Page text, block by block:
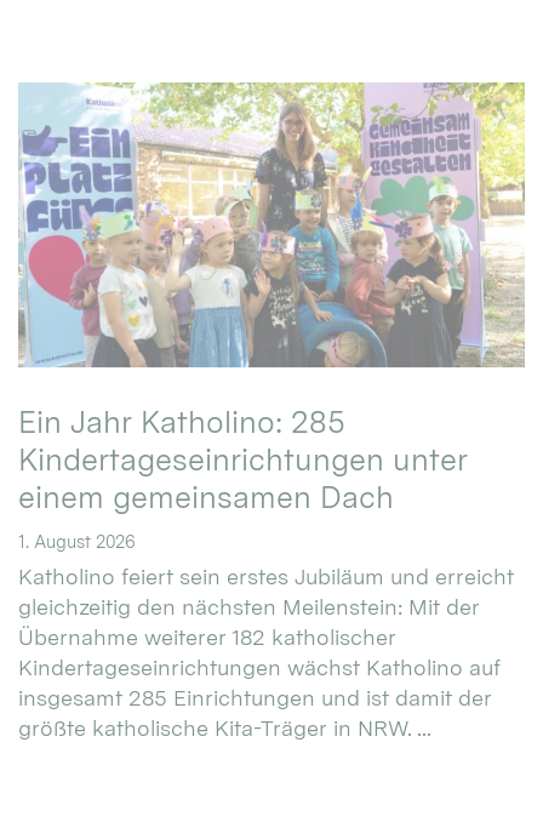
Ein Jahr Katholino: 285
Kindertageseinrichtungen unter
einem gemeinsamen Dach
1. August 2026
Katholino feiert sein erstes Jubiläum und erreicht
gleichzeitig den nächsten Meilenstein: Mit der
Übernahme weiterer 182 katholischer
Kindertageseinrichtungen wächst Katholino auf
insgesamt 285 Einrichtungen und ist damit der
größte katholische Kita-Träger in NRW. ...